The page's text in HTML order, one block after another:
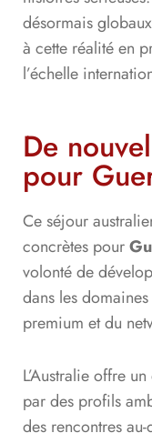
désormais
à cette réalité en
l’échelle
De
pour
Ce séjour
concrètes pour
volonté de
dans les
premium et du
L’Australie offre
par des profils
des rencontres